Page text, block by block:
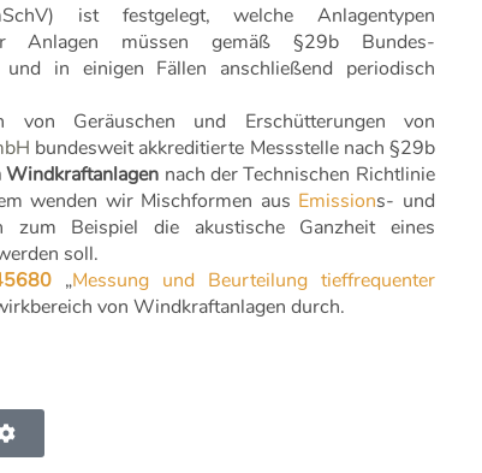
ist festgelegt, welche Anlagentypen
Anlagen müssen gemäß §29b Bundes-
in einigen Fällen anschließend periodisch
von Geräuschen und Erschütterungen von
bundesweit akkreditierte Messstelle nach §29b
Windkraftanlagen nach der Technischen Richtlinie
wenden wir Mischformen aus Emissions- und
zum Beispiel die akustische Ganzheit eines
soll.
„Messung und Beurteilung tieffrequenter
von Windkraftanlagen durch.